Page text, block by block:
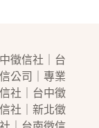
徵信社
台
公司
｜專業
社
台中徵
社
新北徵